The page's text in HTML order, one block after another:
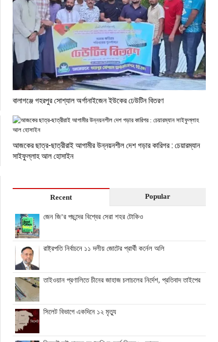
বালাগঞ্জে গহরপুর সোশ্যাল অর্গানাইজেন ইউকের ঢেউটিন বিতরণ
আজকের ছাত্র-ছাত্রীরাই আগামীর উন্নয়নশীল দেশ গড়ার কারিগর : চেয়ারম্যান
সাইফুল্লাহ আল হোসাইন
Recent Popular
জেন জি’র পছন্দের বিশ্বের সেরা শহর টোকিও
রাষ্ট্রপতি নির্বাচনে ১১ দলীয় জোটের প্রার্থী কর্নেল অলি
তাইওয়ান প্রণালিতে চীনের জাহাজ চলাচলের নির্দেশ, প্রতিবাদ তাইপের
সিলেট বিভাগে একদিনে ১২ মৃত্যু